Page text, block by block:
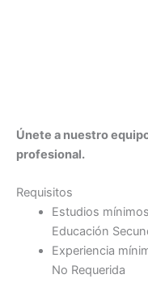
Únete a nuestro
profesional.
Requisitos
Estudios mínimos
Educación
Experiencia
No Requerida